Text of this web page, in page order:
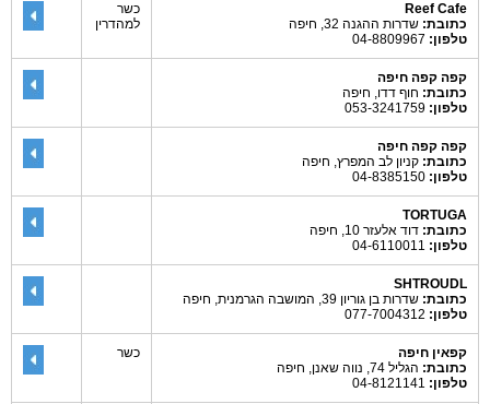
Reef Cafe
כתובת: שדרות ההגנה 32, חיפה
טלפון:
כשר
למהדרין
קפה קפה חיפה
כתובת: חוף דדו, חיפה
טלפון:
קפה קפה חיפה
כתובת: קניון לב המפרץ, חיפה
טלפון:
TORTUGA
כתובת: דוד אלעזר 10, חיפה
טלפון:
SHTROUDL
כתובת: שדרות בן גוריון 39, המושבה הגרמנית, חיפה
טלפון:
קפאין חיפה
כתובת: הגליל 74, נווה שאנן, חיפה
טלפון:
כשר